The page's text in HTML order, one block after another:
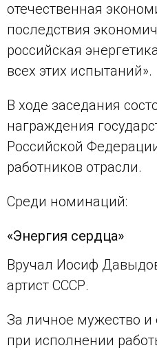
отечественная
последствия
российская
всех этих испытаний».
В ходе заседания
награждения
Российской
работников отрасли.
Среди номинаций:
«Энергия сердца»
Вручал Иосиф
артист СССР.
За личное мужество и
при исполнении